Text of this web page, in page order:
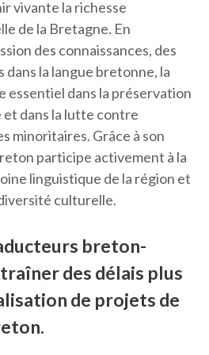
vivante la richesse
de la Bretagne. En
des connaissances, des
la langue bretonne, la
essentiel dans la préservation
dans la lutte contre
minoritaires. Grâce à son
participe activement à la
linguistique de la région et
culturelle.
breton-
des délais plus
de projets de